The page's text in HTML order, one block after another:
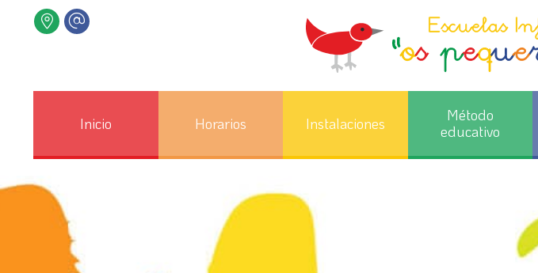
Inicio Horarios Instalaciones
Método
educativo